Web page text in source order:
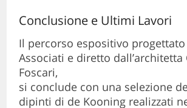
Conclusione e Ultimi Lavori
Il percorso espositivo progettato
Associati e diretto dall’architetta
Foscari,
si conclude con una selezione
dipinti di de Kooning realizzati